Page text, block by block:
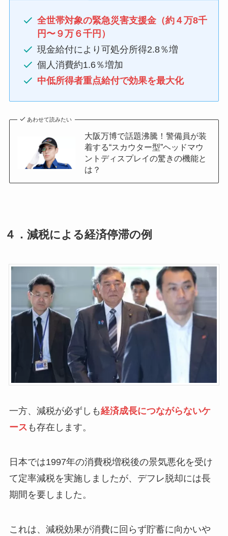
全世帯対象の緊急災害支援金（約４万8千
円〜９万６千円）
現金給付により可処分所得2.8％増
個人消費約1.6％増加
中低所得者重点給付で効果を最大化
あわせて読みたい
大阪万博で話題沸騰！警備員が装
着する“スカウター型”ヘッドマウ
ントディスプレイの驚きの機能と
は？
４． 減税による経済停滞の例
一方、減税が必ずしも経済成長につながらないケ
ース も存在します。
日本では1997年の消費税増税後の景気悪化を受け
て定率減税を実施しましたが、デフレ脱却には長
期間を要しました。
これは、減税効果が消費に回らず貯蓄に向かいや